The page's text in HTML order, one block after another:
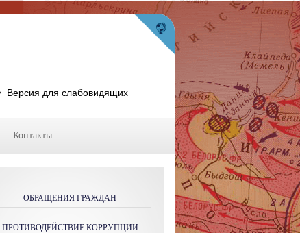
ОБРАЩЕНИЯ ГРАЖДАН
ПРОТИВОДЕЙСТВИЕ КОРРУПЦИИ
Версия для слабовидящих
Контакты